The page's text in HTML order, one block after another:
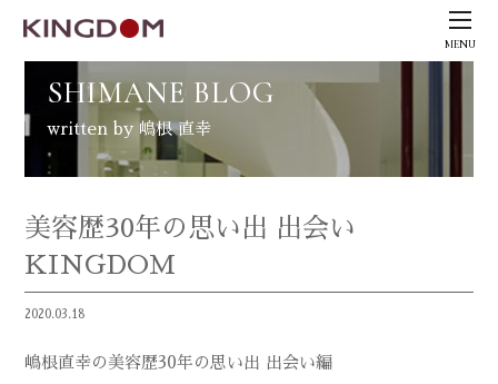
MENU
SHIMANE BLOG
written by 嶋根 直幸
美容歴30年の思い出 出会い
KINGDOM
2020.03.18
嶋根直幸の美容歴30年の思い出 出会い編